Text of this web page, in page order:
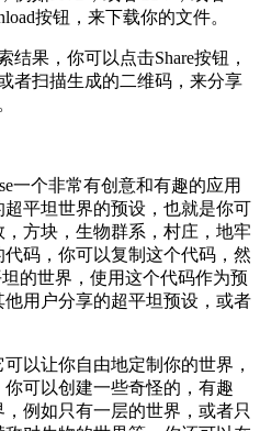
按钮，来下载你的文件。
结果，你可以点击Share按钮，
者扫描生成的二维码，来分享
一个非常有创意和有趣的应用
平坦世界的预设，也就是你可
方块，生物群系，村庄，地牢
码，你可以复制这个代码，然
的世界，使用这个代码作为预
用户分享的超平坦预设，或者
以让你自由地定制你的世界，
可以创建一些奇怪的，有趣
例如只有一层的世界，或者只